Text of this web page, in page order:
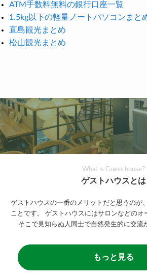
ATM手数料無料の銀行口座一覧
1.5kg以下の軽量ノートパソコンまと
直島観光まとめ
松山観光まとめ
What is Guest house?
ゲストハウスとは
ゲストハウスの一番のメリットだと思うのが、
ことです。
ゲストハウスにはサロンなどのオ
そこで見知らぬ人同士で自然発生的に交流
もっと見る